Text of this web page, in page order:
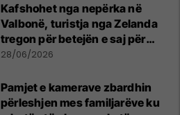
Kafshohet nga nepërka në
Valbonë, turistja nga Zelanda
tregon për betejën e saj për
mbijetesë
28/06/2026
Pamjet e kamerave zbardhin
përleshjen mes familjarëve ku